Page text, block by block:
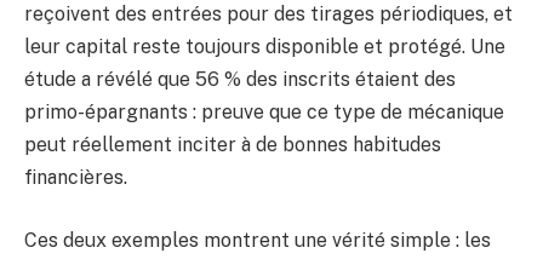
reçoivent des entrées pour des tirages périodiques, et
leur capital reste toujours disponible et protégé. Une
étude a révélé que 56 % des inscrits étaient des
primo-épargnants : preuve que ce type de mécanique
peut réellement inciter à de bonnes habitudes
financières.
Ces deux exemples montrent une vérité simple : les